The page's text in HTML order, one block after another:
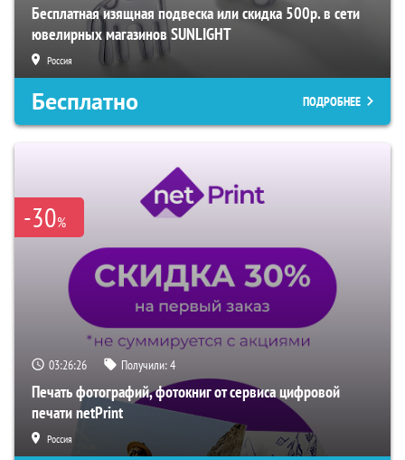
Бесплатная изящная подвеска или скидка 500р. в сети
ювелирных магазинов SUNLIGHT
Россия
Бесплатно ПОДРОБНЕЕ
-30%
03:26:25 Получили:4
Печать фотографий, фотокниг от сервиса цифровой
печати netPrint
Россия